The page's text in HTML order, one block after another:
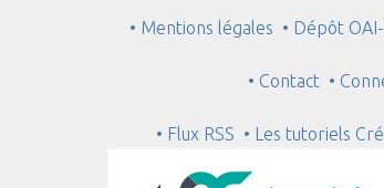
• Mentions légales • Dépôt
• Contact •
• Flux RSS • Les tutoriels